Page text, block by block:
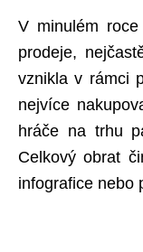
V minulém
prodeje,
vznikla v rámci
nejvíce
hráče na trhu
Celkový obrat
infografice nebo